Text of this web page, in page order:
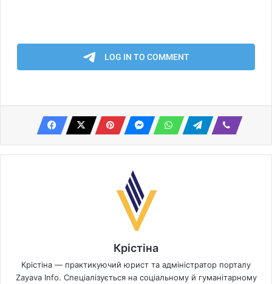
Крістіна
Крістіна — практикуючий юрист та адміністратор порталу
Zayava Info. Спеціалізується на соціальному й гуманітарному